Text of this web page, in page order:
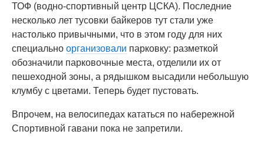
ТОФ (водно-спортивный центр ЦСКА). Последние
несколько лет тусовки байкеров тут стали уже
настолько привычными, что в этом году для них
специально организовали парковку: разметкой
обозначили парковочные места, отделили их от
пешеходной зоны, а рядышком высадили небольшую
клумбу с цветами. Теперь будет пустовать.
Впрочем, на велосипедах кататься по набережной
Спортивной гавани пока не запретили.